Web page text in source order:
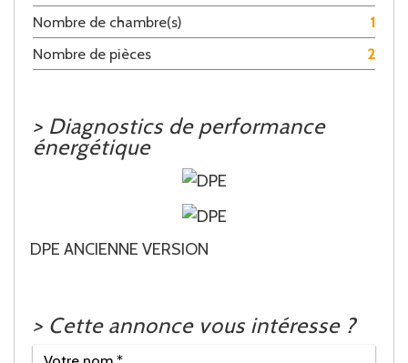
Nombre de chambre(s)
1
Nombre de pièces
2
> Diagnostics de performance
énergétique
DPE ANCIENNE VERSION
> Cette annonce vous intéresse ?